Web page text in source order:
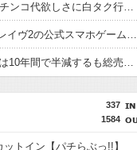
【悲報】82歳無職さん、パチンコ代欲しさに白タク行為→高校生を乗せるも値切られた挙句警察に相談されて逮捕
Lパチスロ 革命機ヴァルヴレイヴ2の公式スマホゲームアプリが配信開始！アプリ独自のミニゲームも搭載されている模様
パチンコ業界、経営法人数は10年間で半減するも総売上高は12兆超え、黒字企業割合はコロナ前の水準に回復
337
1584
トイン【パチらぶっ!!】